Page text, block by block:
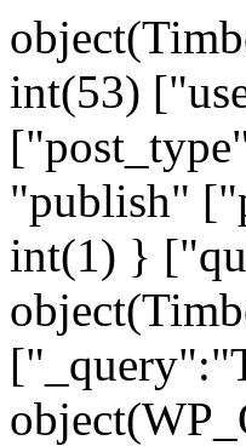
int(53)
"publish"
int(1) }